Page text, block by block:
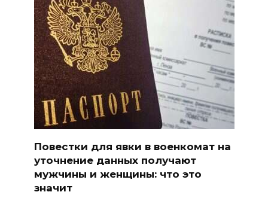
Повестки для явки в военкомат на
уточнение данных получают
мужчины и женщины: что это
значит